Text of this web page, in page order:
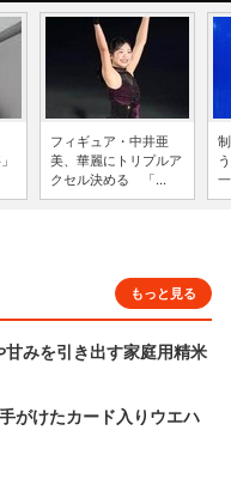
フィギュア・中井亜
美、華麗にトリプルア
クセル決める 「...
もっと見る
みを引き出す家庭用精米
がけたカード入りウエハ